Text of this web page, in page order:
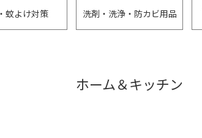
蚊よけ対策 洗剤・洗浄・防カビ用品
ホーム＆キッチン